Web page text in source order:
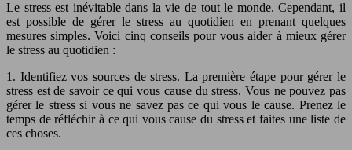
Le stress est inévitable dans la vie de tout le monde. Cependant, il
est possible de gérer le stress au quotidien en prenant quelques
mesures simples. Voici cinq conseils pour vous aider à mieux gérer
le stress au quotidien :
1. Identifiez vos sources de stress. La première étape pour gérer le
stress est de savoir ce qui vous cause du stress. Vous ne pouvez pas
gérer le stress si vous ne savez pas ce qui vous le cause. Prenez le
temps de réfléchir à ce qui vous cause du stress et faites une liste de
ces choses.